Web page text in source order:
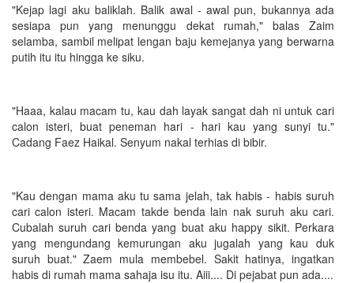
"Kejap lagi aku baliklah. Balik awal - awal pun, bukannya ada
sesiapa pun yang menunggu dekat rumah," balas Zaim
selamba, sambil melipat lengan baju kemejanya yang berwarna
putih itu itu hingga ke siku.
"Haaa, kalau macam tu, kau dah layak sangat dah ni untuk cari
calon isteri, buat peneman hari - hari kau yang sunyi tu."
Cadang Faez Haikal. Senyum nakal terhias di bibir.
"Kau dengan mama aku tu sama jelah, tak habis - habis suruh
cari calon isteri. Macam takde benda lain nak suruh aku cari.
Cubalah suruh cari benda yang buat aku happy sikit. Perkara
yang mengundang kemurungan aku jugalah yang kau duk
suruh buat." Zaem mula membebel. Sakit hatinya, ingatkan
habis di rumah mama sahaja isu itu. Aiii.... Di pejabat pun ada....